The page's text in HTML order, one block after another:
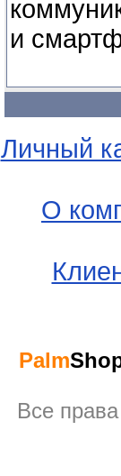
и
Личный
О
Palm
Все